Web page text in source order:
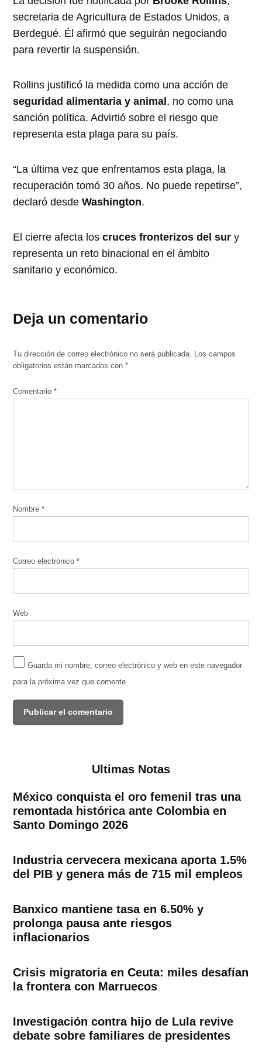
secretaria de Agricultura de Estados Unidos, a
Berdegué. Él afirmó que seguirán negociando
para revertir la suspensión.
Rollins justificó la medida como una acción de
seguridad alimentaria y animal, no como una
sanción política. Advirtió sobre el riesgo que
representa esta plaga para su país.
“La última vez que enfrentamos esta plaga, la
recuperación tomó 30 años. No puede repetirse”,
declaró desdeWashington.
El cierre afecta loscruces fronterizos del sur y
representa un reto binacional en el ámbito
sanitario y económico.
Deja un comentario
Tu dirección de correo electrónico no será publicada. Los campos
obligatorios están marcados con*
Comentario*
Nombre*
Correo electrónico*
Web
Guarda mi nombre, correo electrónico y web en este navegador
para la próxima vez que comente.
Ultimas Notas
México conquista el oro femenil tras una
remontada histórica ante Colombia en
Santo Domingo 2026
Industria cervecera mexicana aporta 1.5%
del PIB y genera más de 715 mil empleos
Banxico mantiene tasa en 6.50% y
prolonga pausa ante riesgos
inflacionarios
Crisis migratoria en Ceuta: miles desafían
la frontera con Marruecos
Investigación contra hijo de Lula revive
debate sobre familiares de presidentes